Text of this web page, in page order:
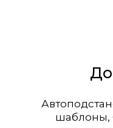
шаблоны,